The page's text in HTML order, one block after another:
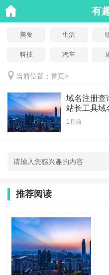
有
美食 生活
科技 汽车
当前位置： 首页>
域名注册查
站长工具域
1月前
推荐阅读